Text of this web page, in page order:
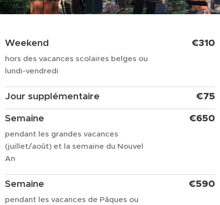
Weekend
hors des vacances scolaires belges ou
lundi-vendredi
€310
Jour supplémentaire €75
Semaine
pendant les grandes vacances
(juillet/août) et la semaine du Nouvel
An
€650
Semaine
pendant les vacances de Pâques ou
€590